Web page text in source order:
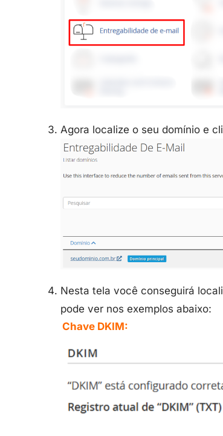
Agora localize o seu domínio e
Nesta tela você conseguirá
pode ver nos exemplos abaixo:
Chave DKIM: